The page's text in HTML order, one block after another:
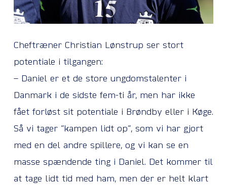
Cheftræner Christian Lønstrup ser stort
potentiale i tilgangen:
– Daniel er et de store ungdomstalenter i
Danmark i de sidste fem-ti år, men har ikke
fået forløst sit potentiale i Brøndby eller i Køge.
Så vi tager ”kampen lidt op”, som vi har gjort
med en del andre spillere, og vi kan se en
masse spændende ting i Daniel. Det kommer til
at tage lidt tid med ham, men der er helt klart